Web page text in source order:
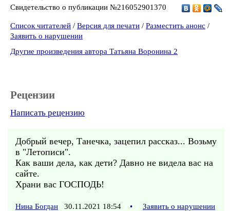
Свидетельство о публикации №216052901370
Список читателей / Версия для печати / Разместить анонс /
Заявить о нарушении
Другие произведения автора Татьяна Воронина 2
Рецензии
Написать рецензию
Добрый вечер, Танечка, зацепил рассказ... Возьму
в "Летописи".
Как ваши дела, как дети? Давно не видела вас на
сайте.
Храни вас ГОСПОДЬ!
Нина Богдан 30.11.2021 18:54 • Заявить о нарушении